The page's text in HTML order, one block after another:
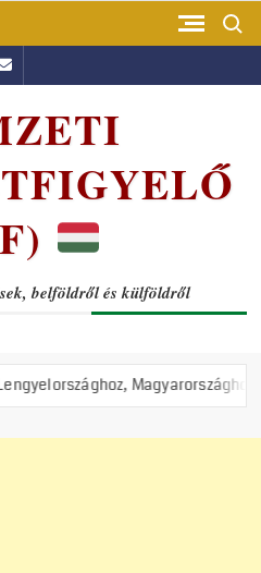
Email
belföldről és külföldről
és Romániához